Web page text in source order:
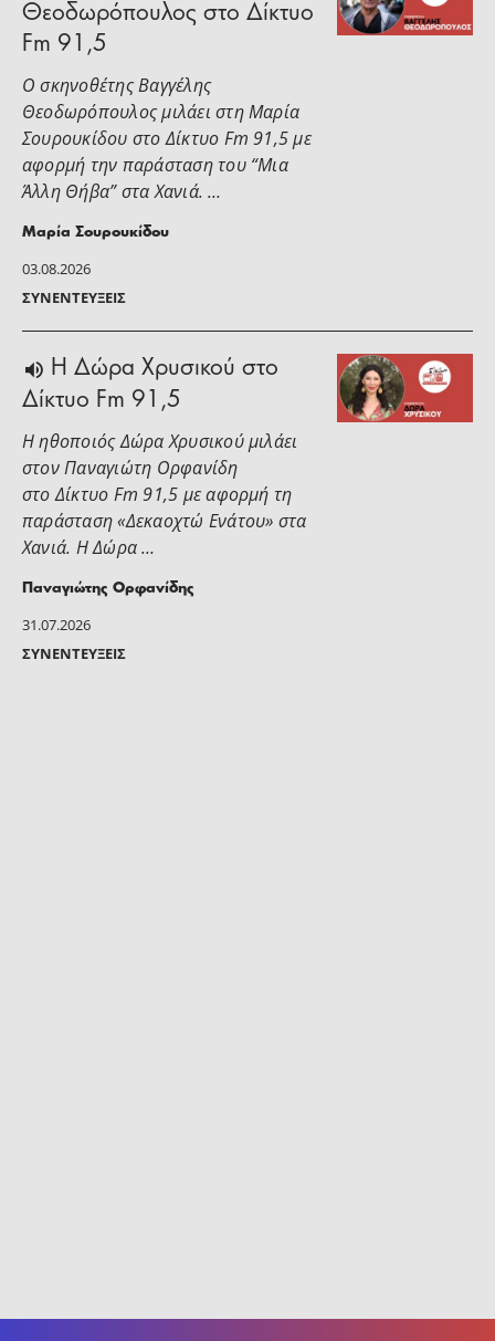
03.08.2026
ΣΥΝΕΝΤΕΎΞΕΙΣ
Θεοδωρόπουλος στο Δίκτυο
Fm 91,5
Ο σκηνοθέτης Βαγγέλης
Θεοδωρόπουλος μιλάει στη Μαρία
Σουρουκίδου στο Δίκτυο Fm 91,5 με
αφορμή την παράσταση του “Μια
Άλλη Θήβα” στα Χανιά. …
Μαρία Σουρουκίδου
31.07.2026
ΣΥΝΕΝΤΕΎΞΕΙΣ
H Δώρα Χρυσικού στο
Δίκτυο Fm 91,5
Η ηθοποιός Δώρα Χρυσικού μιλάει
στoν Παναγιώτη Ορφανίδη
στο Δίκτυο Fm 91,5 με αφορμή τη
παράσταση «Δεκαοχτώ Ενάτου» στα
Χανιά. Η Δώρα …
Παναγιώτης Ορφανίδης